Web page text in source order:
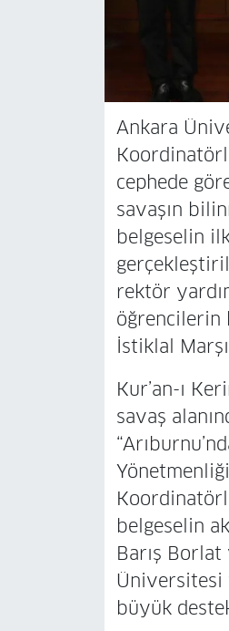
Ankara
cephede
savaşın
belgeselin
rektör
öğrencilerin
İstiklal
Kur’an-ı
savaş
belgeselin
Barış
Üniversitesi
büyük